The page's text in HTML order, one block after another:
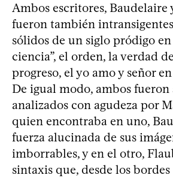
Ambos escritores, Baudelaire
fueron también
sólidos de un siglo pródigo en
ciencia”, el orden, la verdad
progreso, el yo amo y señor
De igual modo, ambos
analizados con agudeza por
quien encontraba en uno,
fuerza alucinada de sus
imborrables, y en el otro,
sintaxis que, desde los